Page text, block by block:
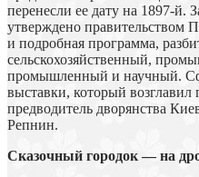
перенесли ее дату на 1897-й.
утверждено правительством
и подробная программа,
сельскохозяйственный,
промышленный и научный.
выставки, который возглавил
предводитель дворянства
Репнин.
Сказочный городок — на